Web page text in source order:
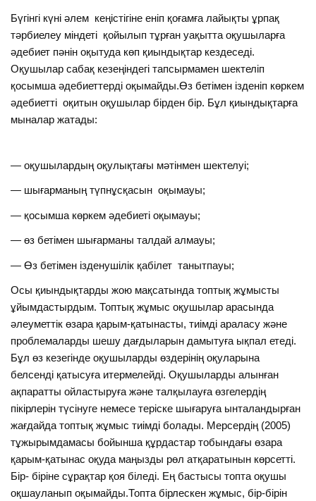
Бүгінгі күні әлем кеңістігіне еніп қоғамға лайықты ұрпақ
тәрбиелеу міндеті қойылып тұрған уақытта оқушыларға
әдебиет пәнін оқытуда көп қиындықтар кездеседі.
Оқушылар сабақ кезеңіндегі тапсырмамен шектеліп
қосымша әдебиеттерді оқымайды.Өз бетімен ізденіп көркем
әдебиетті оқитын оқушылар бірден бір. Бұл қиындықтарға
мыналар жатады:
— оқушылардың оқулықтағы мәтінмен шектелуі;
— шығарманың түпнұсқасын оқымауы;
— қосымша көркем әдебиеті оқымауы;
— өз бетімен шығарманы талдай алмауы;
— Өз бетімен ізденушілік қабілет танытпауы;
Осы қиындықтарды жою мақсатында топтық жұмысты
ұйымдастырдым. Топтық жұмыс оқушылар арасында
әлеуметтік өзара қарым-қатынасты, тиімді араласу және
проблемаларды шешу дағдыларын дамытуға ықпал етеді.
Бұл өз кезегінде оқушыларды өздерінің оқуларына
белсенді қатысуға итермелейді. Оқушыларды алынған
ақпаратты ойластыруға және талқылауға өзгелердің
пікірлерін түсінуге немесе теріске шығаруға ынталандырған
жағдайда топтық жұмыс тиімді болады. Мерсердің (2005)
тұжырымдамасы бойынша құрдастар тобындағы өзара
қарым-қатынас оқуда маңызды рөл атқаратынын көрсетті.
Бір- біріне сұрақтар қоя біледі. Ең бастысы топта оқушы
оқшауланып оқымайды.Топта бірлескен жұмыс, бір-бірін